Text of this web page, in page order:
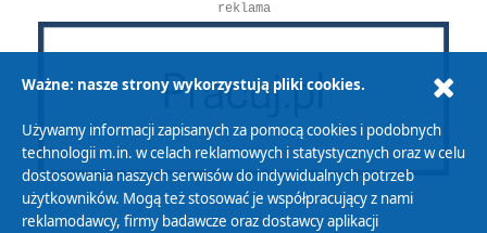
reklama
Ważne: nasze strony wykorzystują pliki cookies.
Używamy informacji zapisanych za pomocą cookies i podobnych
technologii m.in. w celach reklamowych i statystycznych oraz w celu
dostosowania naszych serwisów do indywidualnych potrzeb
użytkowników. Mogą też stosować je współpracujący z nami
reklamodawcy, firmy badawcze oraz dostawcy aplikacji